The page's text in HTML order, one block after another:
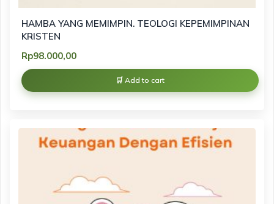
HAMBA YANG MEMIMPIN. TEOLOGI KEPEMIMPINAN
KRISTEN
Rp98.000,00
Add to cart